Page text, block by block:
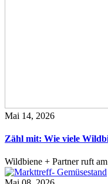
Mai 14, 2026
Zähl mit: Wie viele
Wildbiene + Partner ruft